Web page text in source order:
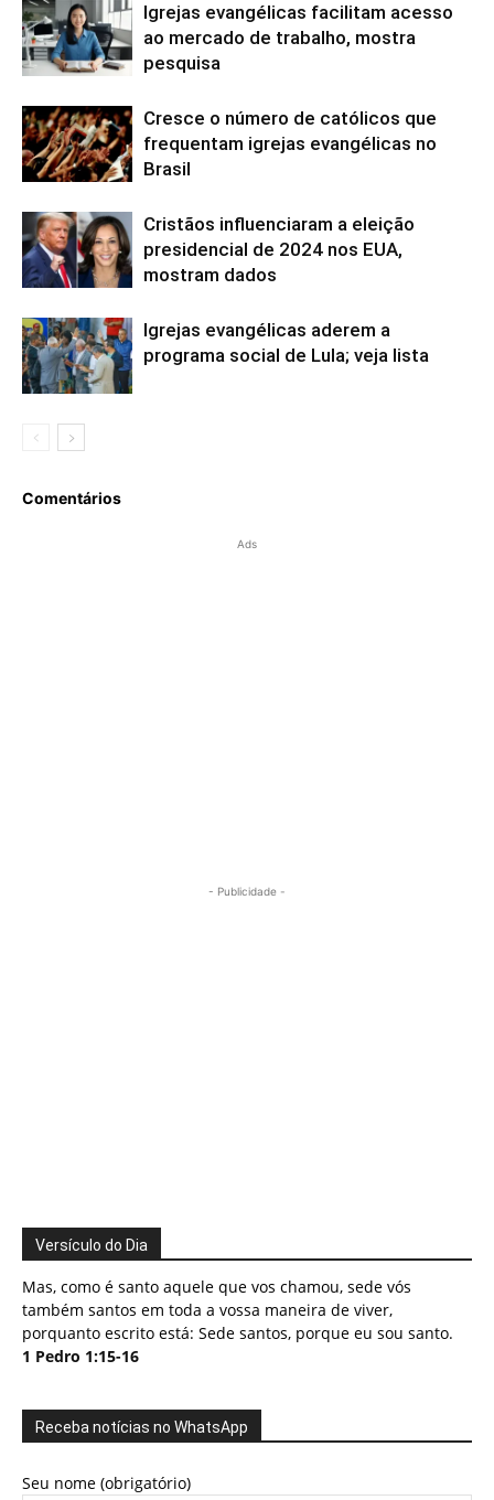
Igrejas evangélicas facilitam acesso
ao mercado de trabalho, mostra
pesquisa
Cresce o número de católicos que
frequentam igrejas evangélicas no
Brasil
Cristãos influenciaram a eleição
presidencial de 2024 nos EUA,
mostram dados
Igrejas evangélicas aderem a
programa social de Lula; veja lista
Comentários
Ads
- Publicidade -
Versículo do Dia
Mas, como é santo aquele que vos chamou, sede vós
também santos em toda a vossa maneira de viver,
porquanto escrito está: Sede santos, porque eu sou santo.
1 Pedro 1:15-16
Receba notícias no WhatsApp
Seu nome (obrigatório)